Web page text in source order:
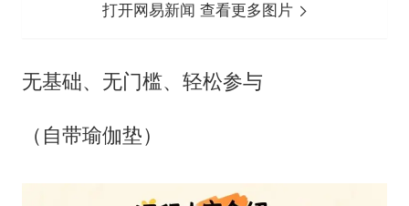
打开网易新闻 查看更多图片
无基础、无门槛、轻松参与
（自带瑜伽垫）